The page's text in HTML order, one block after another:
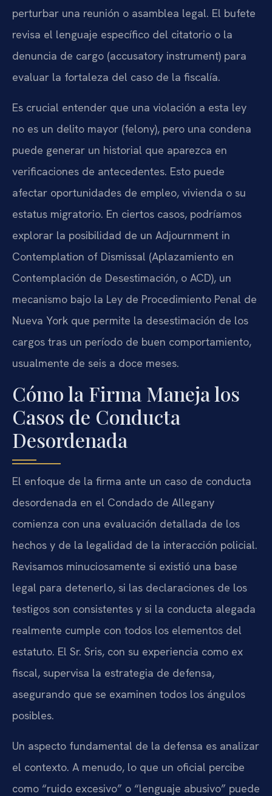
perturbar una reunión o asamblea legal. El bufete
revisa el lenguaje específico del citatorio o la
denuncia de cargo (accusatory instrument) para
evaluar la fortaleza del caso de la fiscalía.
Es crucial entender que una violación a esta ley
no es un delito mayor (felony), pero una condena
puede generar un historial que aparezca en
verificaciones de antecedentes. Esto puede
afectar oportunidades de empleo, vivienda o su
estatus migratorio. En ciertos casos, podríamos
explorar la posibilidad de un Adjournment in
Contemplation of Dismissal (Aplazamiento en
Contemplación de Desestimación, o ACD), un
mecanismo bajo la Ley de Procedimiento Penal de
Nueva York que permite la desestimación de los
cargos tras un período de buen comportamiento,
usualmente de seis a doce meses.
Cómo la Firma Maneja los
Casos de Conducta
Desordenada
El enfoque de la firma ante un caso de conducta
desordenada en el Condado de Allegany
comienza con una evaluación detallada de los
hechos y de la legalidad de la interacción policial.
Revisamos minuciosamente si existió una base
legal para detenerlo, si las declaraciones de los
testigos son consistentes y si la conducta alegada
realmente cumple con todos los elementos del
estatuto. El Sr. Sris, con su experiencia como ex
fiscal, supervisa la estrategia de defensa,
asegurando que se examinen todos los ángulos
posibles.
Un aspecto fundamental de la defensa es analizar
el contexto. A menudo, lo que un oficial percibe
como “ruido excesivo” o “lenguaje abusivo” puede